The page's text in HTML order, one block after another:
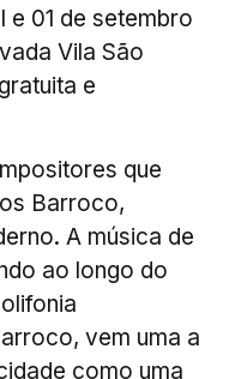
e 01 de setembro
Vila São
e
que
Barroco,
A música de
ao longo do
vem uma a
como uma